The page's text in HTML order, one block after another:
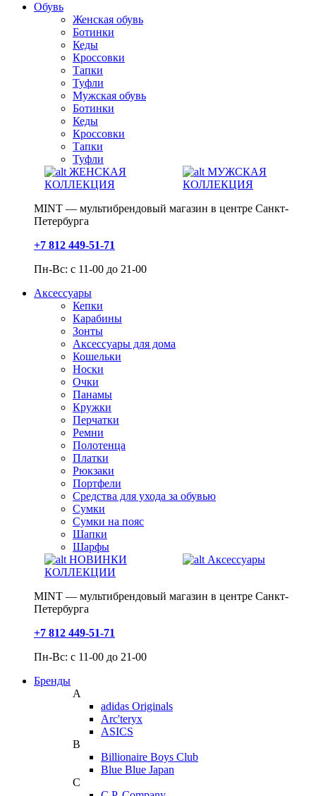
Обувь
Женская обувь
Ботинки
Кеды
Кроссовки
Тапки
Туфли
Мужская обувь
Ботинки
Кеды
Кроссовки
Тапки
Туфли
ЖЕНСКАЯ
КОЛЛЕКЦИЯ
МУЖСКАЯ
КОЛЛЕКЦИЯ
MINT — мультибрендовый магазин в центре Санкт-
Петербурга
+7 812 449-51-71
Пн-Вс: с 11-00 до 21-00
Аксессуары
Кепки
Карабины
Зонты
Аксессуары для дома
Кошельки
Носки
Очки
Панамы
Кружки
Перчатки
Ремни
Полотенца
Платки
Рюкзаки
Портфели
Средства для ухода за обувью
Сумки
Сумки на пояс
Шапки
Шарфы
НОВИНКИ
КОЛЛЕКЦИИ
Аксессуары
MINT — мультибрендовый магазин в центре Санкт-
Петербурга
+7 812 449-51-71
Пн-Вс: с 11-00 до 21-00
Бренды
A
adidas Originals
Arc'teryx
ASICS
B
Billionaire Boys Club
Blue Blue Japan
C